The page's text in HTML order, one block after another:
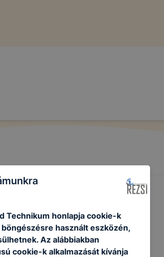
Technikum honlapja cookie-k
használt eszközén,
Az alábbiakban
cookie-k alkalmazását kívánja